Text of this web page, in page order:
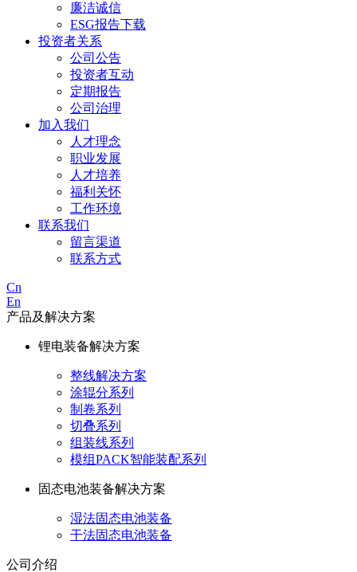
廉洁诚信
ESG报告下载
投资者关系
公司公告
投资者互动
定期报告
公司治理
加入我们
人才理念
职业发展
人才培养
福利关怀
工作环境
联系我们
留言渠道
联系方式
Cn
En
产品及解决方案
锂电装备解决方案
整线解决方案
涂辊分系列
制卷系列
切叠系列
组装线系列
模组PACK智能装配系列
固态电池装备解决方案
湿法固态电池装备
干法固态电池装备
公司介绍